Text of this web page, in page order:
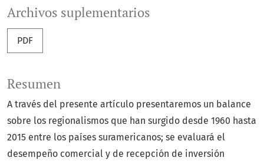
Archivos suplementarios
PDF
Resumen
A través del presente artículo presentaremos un balance
sobre los regionalismos que han surgido desde 1960 hasta
2015 entre los países suramericanos; se evaluará el
desempeño comercial y de recepción de inversión